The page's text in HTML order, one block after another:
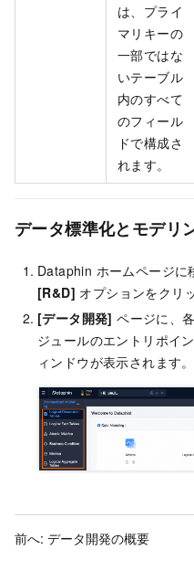
は、プライ
マリキーの
一部ではな
いテーブル
内のすべて
のフィール
ドで構成さ
れます。
データ標準化とモデリ
Dataphin ホームページに
[R&D] オプションをクリ
[データ開発] ページに、
ジュールのエントリポイ
ィンドウが表示されます。
前へ: データ開発の概要